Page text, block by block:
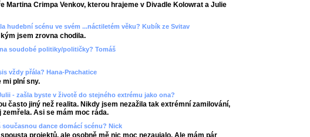
Martina Crimpa Venkov, kterou hrajeme v Divadle Kolowrat a Julie
hudební scénu ve svém ...náctiletém věku? Kubík ze Svitav
kým jsem zrovna chodila.
soudobé politiky/političky? Tomáš
vždy přála? Hana-Prachatice
mi plní sny.
- zašla byste v životě do stejného extrému jako ona?
často jiný než realita. Nikdy jsem nezažila tak extrémní zamilování,
zemřela. Asi se mám moc ráda.
současnou dance domácí scénu? Nick